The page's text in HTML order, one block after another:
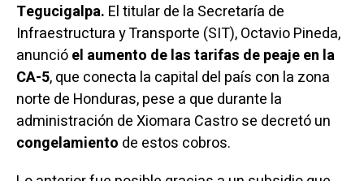
Tegucigalpa. El titular de la Secretaría de
Infraestructura y Transporte (SIT), Octavio Pineda,
anuncióel aumento de las tarifas de peaje en la
CA-5, que conecta la capital del país con la zona
norte de Honduras, pese a que durante la
administración de Xiomara Castro se decretó un
congelamiento de estos cobros.